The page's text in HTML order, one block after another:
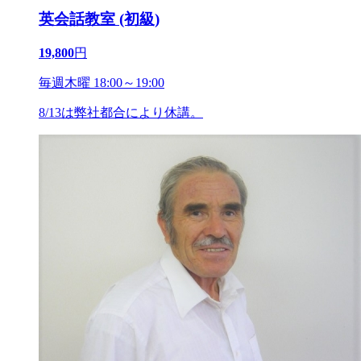
英会話教室 (初級)
19,800円
毎週木曜 18:00～19:00
8/13は弊社都合により休講。